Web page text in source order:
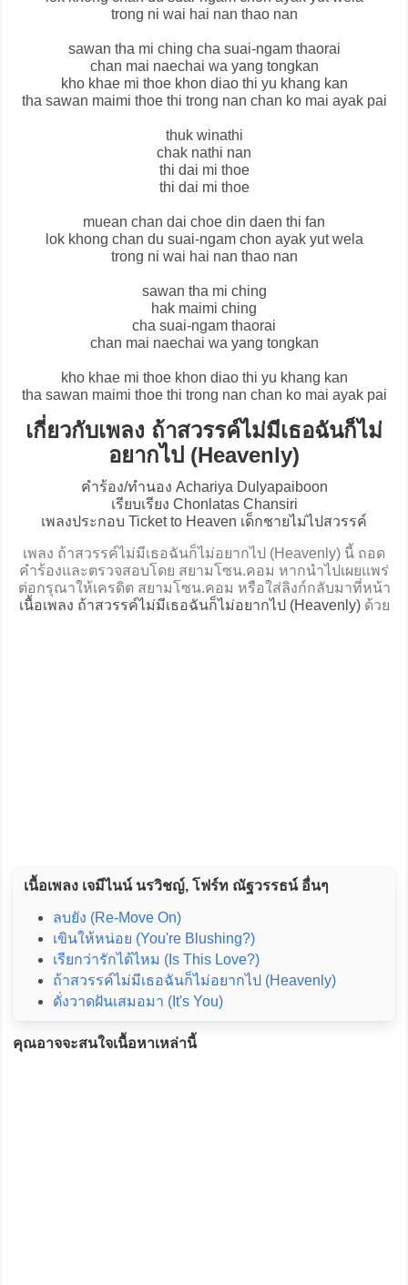
trong ni wai hai nan thao nan
sawan tha mi ching cha suai-ngam thaorai
chan mai naechai wa yang tongkan
kho khae mi thoe khon diao thi yu khang kan
tha sawan maimi thoe thi trong nan chan ko mai ayak pai
thuk winathi
chak nathi nan
thi dai mi thoe
thi dai mi thoe
muean chan dai choe din daen thi fan
lok khong chan du suai-ngam chon ayak yut wela
trong ni wai hai nan thao nan
sawan tha mi ching
hak maimi ching
cha suai-ngam thaorai
chan mai naechai wa yang tongkan
kho khae mi thoe khon diao thi yu khang kan
tha sawan maimi thoe thi trong nan chan ko mai ayak pai
เกี่ยวกับเพลง ถ้าสวรรค์ไม่มีเธอฉันก็ไม่
อยากไป (Heavenly)
คำร้อง/ทำนอง Achariya Dulyapaiboon
เรียบเรียง Chonlatas Chansiri
เพลงประกอบ Ticket to Heaven เด็กชายไม่ไปสวรรค์
เพลง ถ้าสวรรค์ไม่มีเธอฉันก็ไม่อยากไป (Heavenly) นี้ ถอด
คำร้องและตรวจสอบโดย สยามโซน.คอม หากนำไปเผยแพร่
ต่อกรุณาให้เครดิต สยามโซน.คอม หรือใส่ลิงก์กลับมาที่หน้า
เนื้อเพลง ถ้าสวรรค์ไม่มีเธอฉันก็ไม่อยากไป (Heavenly)ด้วย
เนื้อเพลง เจมีไนน์ นรวิชญ์, โฟร์ท ณัฐวรรธน์ อื่นๆ
ลบยัง (Re-Move On)
เขินให้หน่อย (You're Blushing?)
เรียกว่ารักได้ไหม (Is This Love?)
ถ้าสวรรค์ไม่มีเธอฉันก็ไม่อยากไป (Heavenly)
ดั่งวาดฝันเสมอมา (It's You)
คุณอาจจะสนใจเนื้อหาเหล่านี้